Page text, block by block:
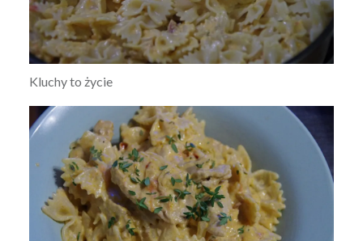
Kluchy to życie